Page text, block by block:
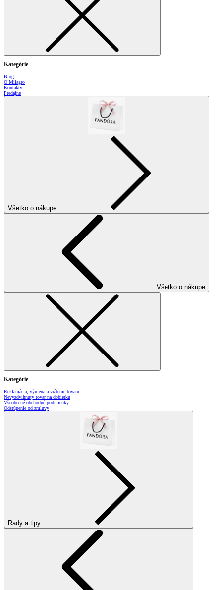
Kategórie
Blog
O Milagro
Kontakty
Predajne
Všetko o nákupe
Všetko o nákupe
Kategórie
Reklamácia, výmena a vrátenie tovaru
Nevyzdvihnutý tovar na dobierku
Všeobecné obchodné podmienky
Odstúpenie od zmluvy
Rady a tipy